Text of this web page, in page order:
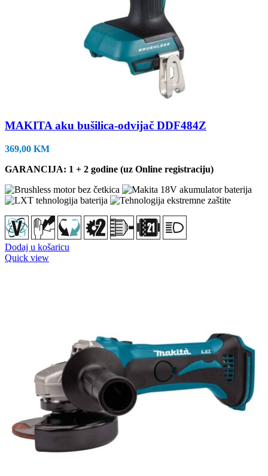
MAKITA aku bušilica-odvijač DDF484Z
369,00 KM
GARANCIJA: 1 + 2 godine (uz Online registraciju)
Dodaj u košaricu
Quick view